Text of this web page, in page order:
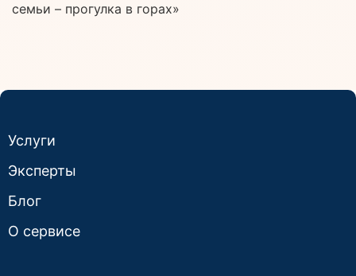
семьи – прогулка в горах»
Услуги
Эксперты
Блог
О сервисе